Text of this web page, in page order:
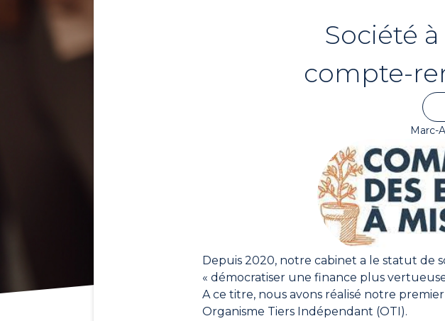
Société
compte-
Marc-
Depuis 2020, notre cabinet a le statut de
« démocratiser une finance plus
A ce titre, nous avons réalisé notre
Organisme Tiers Indépendant (OTI).